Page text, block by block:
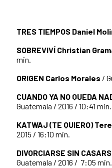
TRES TIEMPOS Daniel
SOBREVIVÍ Christian
min.
ORIGEN Carlos Morales /
CUANDO YA NO QUEDA
Guatemala / 2016 / 10:41 min.
KATWAJ (TE QUIERO)
2015 / 16:10 min.
DIVORCIARSE SIN
Guatemala / 2016 / 7:05 min.